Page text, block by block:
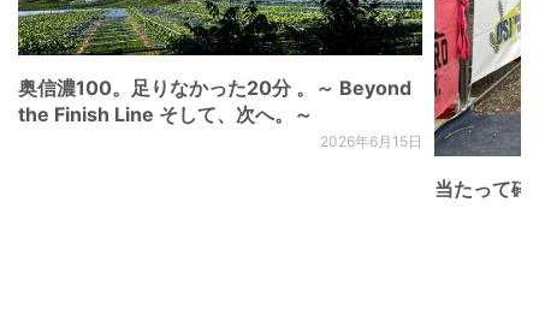
奥信濃100。足りなかった20分 。～ Beyond
the Finish Line そして、次へ。～
2026年6月15日
当たって砕